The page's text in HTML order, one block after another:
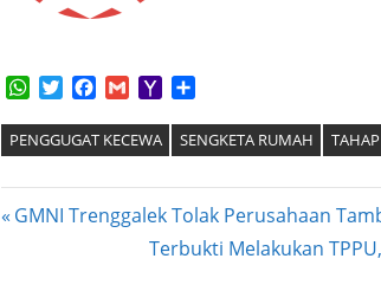
WhatsApp
TwitterFacebook
GmailYahoo
PENGGUGAT KECEWA SENGKETA RUMAH
Post
navigation
Previous
GMNI Trenggalek Tolak Perusahaan
Next
Terbukti Melakukan